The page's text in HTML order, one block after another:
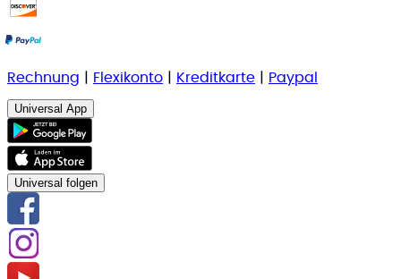
Rechnung Flexikonto Kreditkarte Paypal
Universal App
Universal folgen